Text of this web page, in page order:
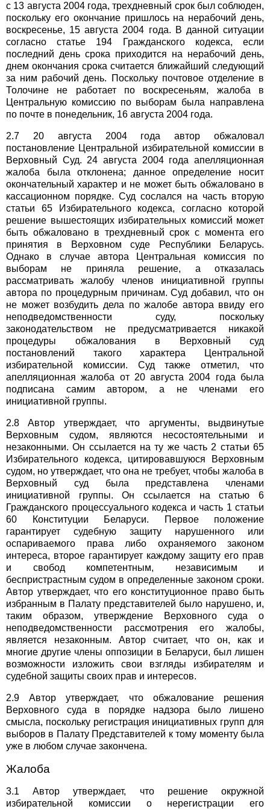
с 13 августа 2004 года, трехдневный срок был соблюден,
поскольку его окончание пришлось на нерабочий день,
воскресенье, 15 августа 2004 года. В данной ситуации
согласно статье 194 Гражданского кодекса, если
последний день срока приходится на нерабочий день,
днем окончания срока считается ближайший следующий
за ним рабочий день. Поскольку почтовое отделение в
Толочине не работает по воскресеньям, жалоба в
Центральную комиссию по выборам была направлена
по почте в понедельник, 16 августа 2004 года.
2.7 20 августа 2004 года автор обжаловал
постановление Центральной избирательной комиссии в
Верховный Суд. 24 августа 2004 года апелляционная
жалоба была отклонена; данное определение носит
окончательный характер и не может быть обжаловано в
кассационном порядке. Суд сослался на часть вторую
статьи 65 Избирательного кодекса, согласно которой
решение вышестоящих избирательных комиссий может
быть обжаловано в трехдневный срок с момента его
принятия в Верховном суде Республики Беларусь.
Однако в случае автора Центральная комиссия по
выборам не приняла решение, а отказалась
рассматривать жалобу членов инициативной группы
автора по процедурным причинам. Суд добавил, что он
не может возбудить дела по жалобе автора ввиду его
неподведомственности суду, поскольку
законодательством не предусматривается никакой
процедуры обжалования в Верховный суд
постановлений такого характера Центральной
избирательной комиссии. Суд также отметил, что
апелляционная жалоба от 20 августа 2004 года была
подписана самим автором, а не членами его
инициативной группы.
2.8 Автор утверждает, что аргументы, выдвинутые
Верховным судом, являются несостоятельными и
незаконными. Он ссылается на ту же часть 2 статьи 65
Избирательного кодекса, цитировавшуюся Верховным
судом, но утверждает, что она не требует, чтобы жалоба в
Верховный суд была представлена членами
инициативной группы. Он ссылается на статью 6
Гражданского процессуального кодекса и часть 1 статьи
60 Конституции Беларуси. Первое положение
гарантирует судебную защиту нарушенного или
оспариваемого права либо охраняемого законом
интереса, второе гарантирует каждому защиту его прав
и свобод компетентным, независимым и
беспристрастным судом в определенные законом сроки.
Автор утверждает, что его конституционное право быть
избранным в Палату представителей было нарушено, и,
таким образом, утверждение Верховного суда о
неподведомственности рассмотрения его жалобы,
является незаконным. Автор считает, что он, как и
многие другие члены оппозиции в Беларуси, был лишен
возможности изложить свои взгляды избирателям и
судебной защиты своих прав и интересов.
2.9 Автор утверждает, что обжалование решения
Верховного суда в порядке надзора было лишено
смысла, поскольку регистрация инициативных групп для
выборов в Палату Представителей к тому моменту была
уже в любом случае закончена.
Жалоба
3.1 Автор утверждает, что решение окружной
избирательной комиссии о нерегистрации его